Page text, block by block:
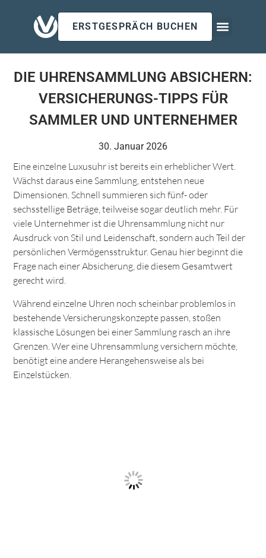
ERSTGESPRÄCH BUCHEN
DIE UHRENSAMMLUNG ABSICHERN:
VERSICHERUNGS-TIPPS FÜR
SAMMLER UND UNTERNEHMER
30. Januar 2026
Eine einzelne Luxusuhr ist bereits ein erheblicher Wert.
Wächst daraus eine Sammlung, entstehen neue
Dimensionen. Schnell summieren sich fünf- oder
sechsstellige Beträge, teilweise sogar deutlich mehr. Für
viele Unternehmer ist die Uhrensammlung nicht nur
Ausdruck von Stil und Leidenschaft, sondern auch Teil der
persönlichen Vermögensstruktur. Genau hier beginnt die
Frage nach einer Absicherung, die diesem Gesamtwert
gerecht wird.
Während einzelne Uhren noch scheinbar problemlos in
bestehende Versicherungskonzepte passen, stoßen
klassische Lösungen bei einer Sammlung rasch an ihre
Grenzen. Wer eine Uhrensammlung versichern möchte,
benötigt eine andere Herangehensweise als bei
Einzelstücken.